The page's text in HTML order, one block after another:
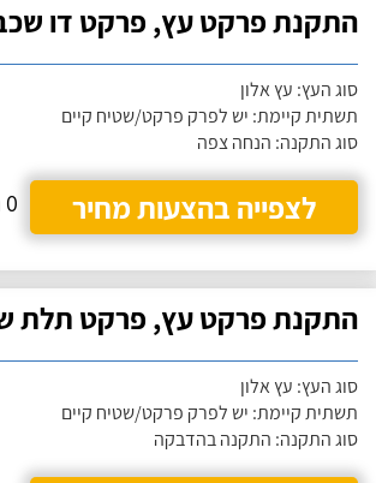
התקנת פרקט עץ, פרקט דו
סוג העץ: עץ אלון
תשתית קיימת: יש לפרק פרקט/שטיח קיים
סוג התקנה: הנחה צפה
לצפייה בהצעות מחיר
0 הצעות מחיר
התקנת פרקט עץ, פרקט תלת
סוג העץ: עץ אלון
תשתית קיימת: יש לפרק פרקט/שטיח קיים
סוג התקנה: התקנה בהדבקה